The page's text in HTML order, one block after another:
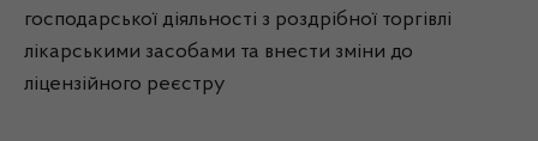
господарської діяльності з роздрібної торгівлі
лікарськими засобами та внести зміни до
ліцензійного реєстру